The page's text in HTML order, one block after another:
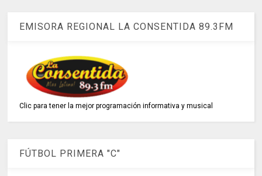
EMISORA REGIONAL LA CONSENTIDA 89.3FM
Clic para tener la mejor programación informativa y musical
FÚTBOL PRIMERA "C"